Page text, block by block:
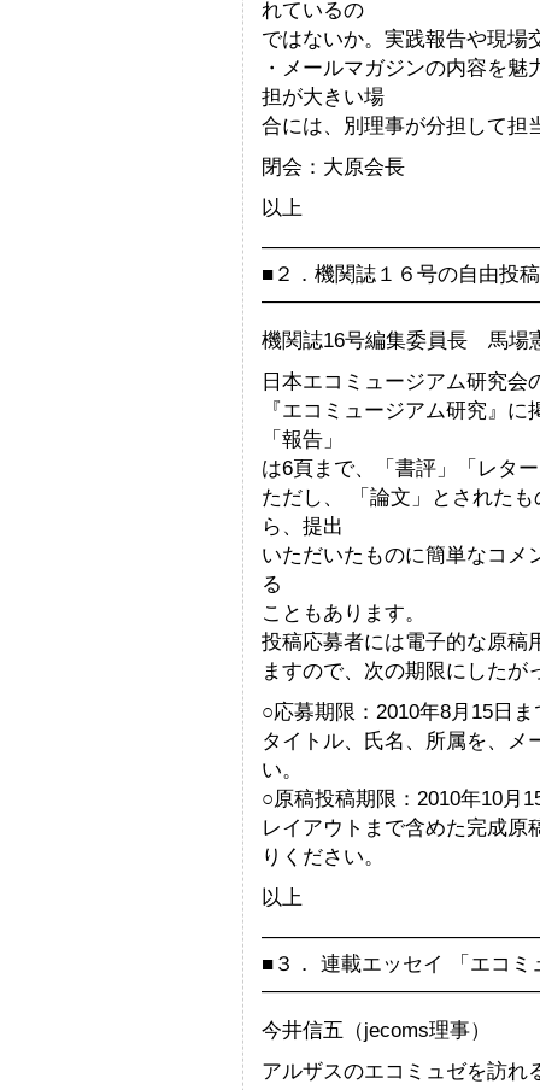
れているの
ではないか。実践報告や現場
・メールマガジンの内容を
担が大きい場
合には、別理事が分担して担
閉会：大原会長
以上
■２．機関誌１６号の自由投
機関誌16号編集委員長 馬場
日本エコミュージアム研究
『エコミュージアム研究』
「報告」
は6頁まで、「書評」「レタ
ただし、 「論文」とされた
ら、提出
いただいたものに簡単なコメ
る
こともあります。
投稿応募者には電子的な原稿
ますので、次の期限にしたが
○応募期限：2010年8月15日ま
タイトル、氏名、所属を、メ
い。
○原稿投稿期限：2010年10月
レイアウトまで含めた完成原
りください。
以上
■３． 連載エッセイ 「エコ
今井信五（jecoms理事）
アルザスのエコミュゼを訪れ